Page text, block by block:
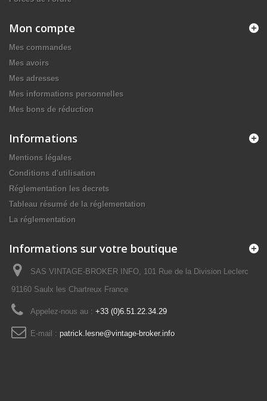
Mon compte
Mes commandes
Mes avoirs
Mes adresses
Mes informations personnelles
Mes bons de réduction
Informations
Mentions légales
Conditions d'utilisation
Réglementation les decrets
Tableau résumé de la réglementation
La réglementation
Informations sur votre boutique
SAS VINTAGE-BROKER INFO, 101 Rue de la Division Leclerc
91160 Saulx les Chartreux France
Appelez-nous au : +33 (0)6.51.22.34.29
E-mail : patrick.lesne@vintage-broker.info